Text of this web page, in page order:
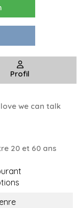
Profil
we can talk
20 et 60 ans